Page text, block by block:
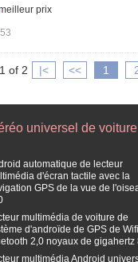
prix
of 2 |< << 1
universel de voiture
automatique de lecteur
d'écran tactile avec la
GPS de la vue de
multimédia de voiture de
d'androïde de GPS de Wifi
2,0 noyaux de gigahertz
multimédia Android